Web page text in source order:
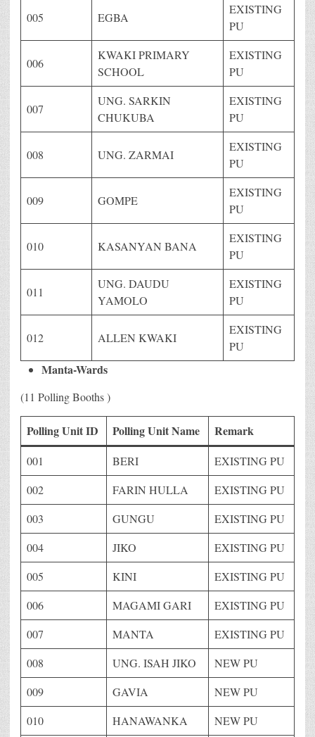
005 EGBA
EXISTING
PU
006
KWAKI PRIMARY
SCHOOL
EXISTING
PU
007
UNG. SARKIN
CHUKUBA
EXISTING
PU
008 UNG. ZARMAI
EXISTING
PU
009 GOMPE
EXISTING
PU
010 KASANYAN BANA
EXISTING
PU
011
UNG. DAUDU
YAMOLO
EXISTING
PU
012 ALLEN KWAKI
EXISTING
PU
Manta-Wards
(11 Polling Booths )
Polling Unit ID Polling Unit Name Remark
001 BERI
EXISTING PU
002
FARIN HULLA
EXISTING PU
003
GUNGU
EXISTING PU
004
JIKO
EXISTING PU
005
KINI
EXISTING PU
006
MAGAMI GARI
EXISTING PU
007
MANTA
EXISTING PU
008
UNG. ISAH JIKO
NEW PU
009
GAVIA
NEW PU
010
HANAWANKA NEW PU